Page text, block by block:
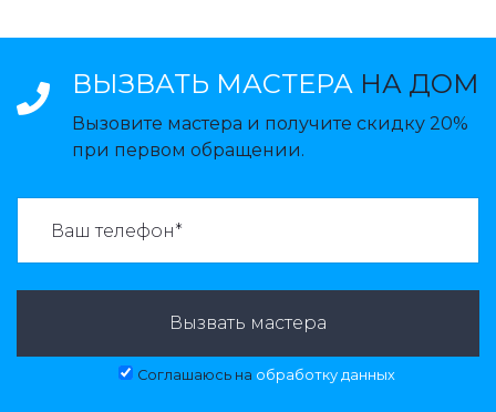
ВЫЗВАТЬ МАСТЕРА НА ДОМ
Вызовите мастера и получите скидку 20%
при первом обращении.
Вызвать мастера
Соглашаюсь на обработку данных